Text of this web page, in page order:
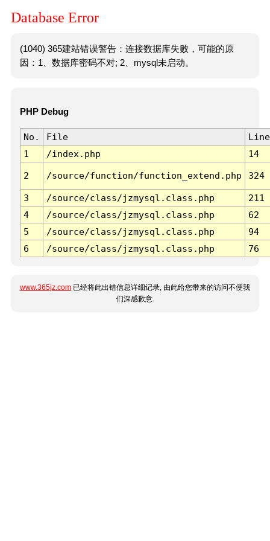
Database Error
(1040) 365建站错误警告：连接数据库失败，可能的原
因：1、数据库密码不对; 2、mysql未启动。
PHP Debug
No. File
Line
1
/index.php 14
2 /source/function/function_extend.php 324
3 /source/class/jzmysql.class.php
211
4
/source/class/jzmysql.class.php
62
5
/source/class/jzmysql.class.php
94
6
/source/class/jzmysql.class.php 76
www.365jz.com 已经将此出错信息详细记录, 由此给您带来的访问不便我
们深感歉意.